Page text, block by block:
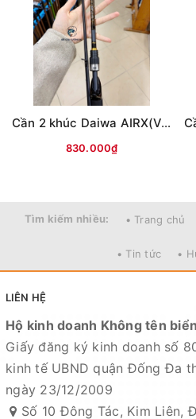
Mọi thắc mắc liên hệ SĐT
CAM KẾT CỦA CỬA HÀNG
Đồ câu chính hãng, đúng
Ảnh sản phẩm là cửa hàng
thông tin và ảnh đều phù hợp
Nếu sản phẩm bị lỗi hoặc xảy
vận chuyển, sử dụng. Chúng
khách hàng và sẽ chịu trách
vụ khách hàng tốt nhất
Cần 2 khúc Daiwa AIRX(Vân chéo nâu)
830.000₫
Tìm kiếm nhiều: • Trang chủ
• Tin tức •
LIÊN HỆ
Hộ kinh doanh Không tên
Giấy đăng ký kinh doanh số
kinh tế UBND quận Đống Đa
ngày 23/12/2009
Số 10 Đông Tác, Kim Liên,